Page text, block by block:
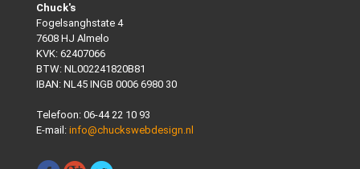
Chuck's
Fogelsanghstate 4
7608 HJ Almelo
KVK: 62407066
BTW: NL002241820B81
IBAN: NL45 INGB 0006 6980 30
Telefoon: 06-44 22 10 93
E-mail: info@chuckswebdesign.nl